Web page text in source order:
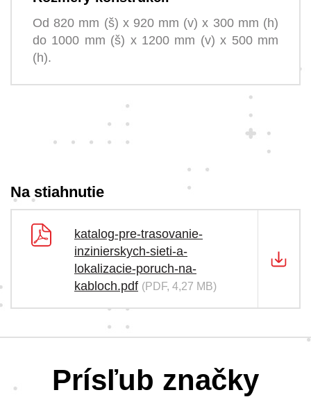
Od 820 mm (š) x 920 mm (v) x 300 mm (h)
do 1000 mm (š) x 1200 mm (v) x 500 mm
(h).
Na stiahnutie
katalog-pre-trasovanie-
inzinierskych-sieti-a-
lokalizacie-poruch-na-
kabloch.pdf (PDF, 4,27 MB)
Prísľub značky